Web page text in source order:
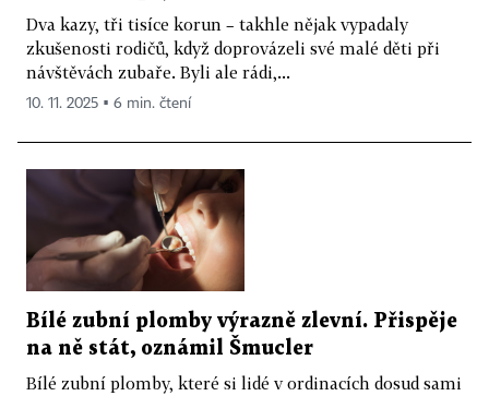
Dva kazy, tři tisíce korun – takhle nějak vypadaly
zkušenosti rodičů, když doprovázeli své malé děti při
návštěvách zubaře. Byli ale rádi,...
10. 11. 2025 ▪ 6 min. čtení
Bílé zubní plomby výrazně zlevní. Přispěje
na ně stát, oznámil Šmucler
Bílé zubní plomby, které si lidé v ordinacích dosud sami